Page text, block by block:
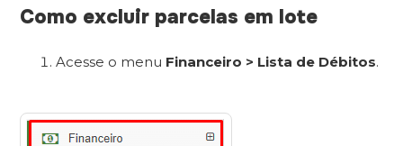
Como excluir parcelas em lote
Acesse o menu Financeiro > Lista de Débitos.